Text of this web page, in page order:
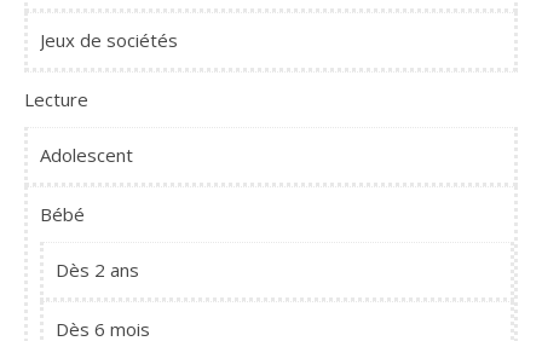
Jeux de sociétés
Lecture
Adolescent
Bébé
Dès 2 ans
Dès 6 mois